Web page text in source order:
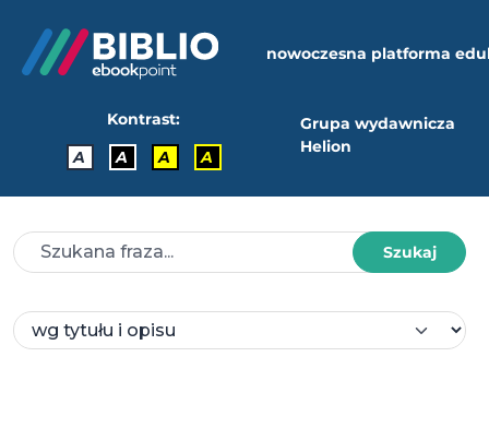
nowoczesna platforma
Kontrast:
A
A A A
Grupa wydawnicza
Helion
Szukaj